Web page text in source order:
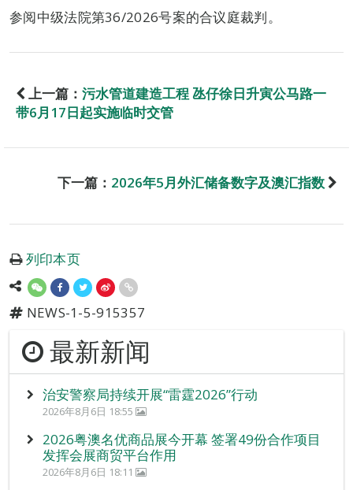
参阅中级法院第36/2026号案的合议庭裁判。
上一篇： 污水管道建造工程 氹仔徐日升寅公马路一
带6月17日起实施临时交管
下一篇： 2026年5月外汇储备数字及澳汇指数
列印本页
NEWS-1-5-915357
最新新闻
治安警察局持续开展“雷霆2026”行动
2026年8月6日 18:55
2026粤澳名优商品展今开幕 签署49份合作项目
发挥会展商贸平台作用
2026年8月6日 18:11